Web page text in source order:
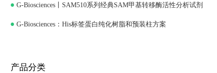
G-Biosciences丨SAM510系列经典SAM甲基转移酶活性分析试剂
盒
G-Biosciences：His标签蛋白纯化树脂和预装柱方案
产品分类